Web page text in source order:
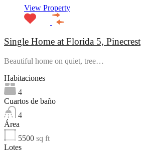
View Property
Single Home at Florida 5, Pinecrest
Beautiful home on quiet, tree…
Habitaciones
4
Cuartos de baño
4
Área
5500 sq ft
Lotes